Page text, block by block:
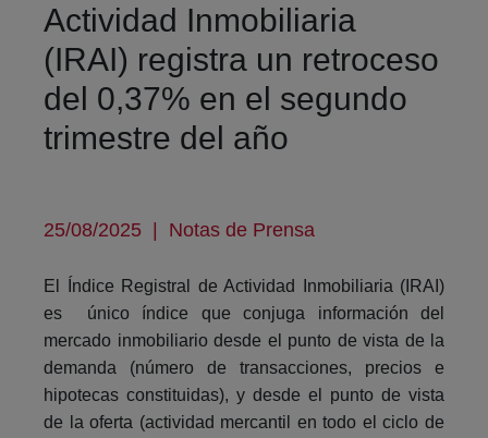
Actividad Inmobiliaria
(IRAI) registra un retroceso
del 0,37% en el segundo
trimestre del año
25/08/2025 | Notas de Prensa
El Índice Registral de Actividad Inmobiliaria (IRAI)
es único índice que conjuga información del
mercado inmobiliario desde el punto de vista de la
demanda (número de transacciones, precios e
hipotecas constituidas), y desde el punto de vista
de la oferta (actividad mercantil en todo el ciclo de